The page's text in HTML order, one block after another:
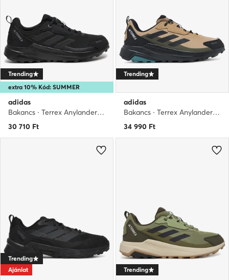
extra 10% Kód: SUMMER
Trending
adidas
Bakancs · Terrex Anylander Rain.Rdy ID0901 · Fekete
30 710 Ft
Trending
adidas
Bakancs · Terrex Anylander Rain.Rdy JQ9961 · Barna
34 990 Ft
Trending
Ajánlat
Trending